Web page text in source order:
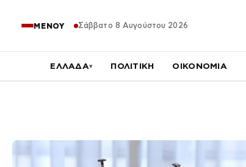
ΜΕΝΟΥ Σάββατο 8 Αυγούστου 2026
ΕΛΛΑΔΑ▾ ΠΟΛΙΤΙΚΗ ΟΙΚΟΝΟΜΙΑ